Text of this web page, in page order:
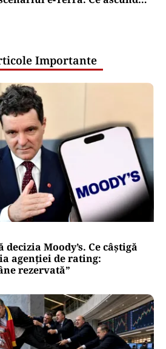
Importante
Moody’s. Ce câștigă
agenției de rating:
rezervată”